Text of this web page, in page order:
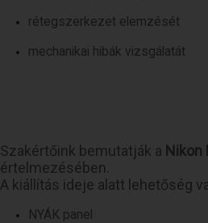
rétegszerkezet elemzését
mechanikai hibák vizsgálatát
Szakértőink bemutatják a Nikon
értelmezésében.
A kiállítás ideje alatt lehetőség
NYÁK panel